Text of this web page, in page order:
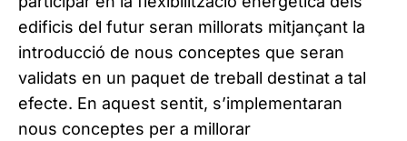
edificis del futur seran millorats mitjançant la
introducció de nous conceptes que seran
validats en un paquet de treball destinat a tal
efecte. En aquest sentit, s’implementaran
nous conceptes per a millorar